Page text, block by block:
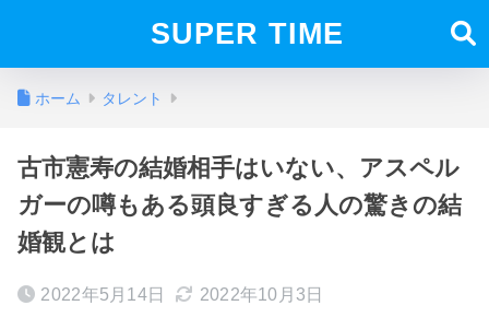
SUPER TIME
ホーム タレント
古市憲寿の結婚相手はいない、アスペル
ガーの噂もある頭良すぎる人の驚きの結
婚観とは
2022年5月14日 2022年10月3日